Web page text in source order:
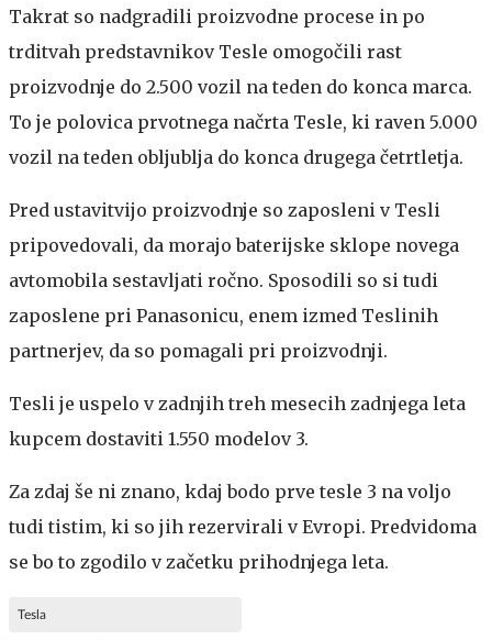
Takrat so nadgradili proizvodne procese in po
trditvah predstavnikov Tesle omogočili rast
proizvodnje do 2.500 vozil na teden do konca marca.
To je polovica prvotnega načrta Tesle, ki raven 5.000
vozil na teden obljublja do konca drugega četrtletja.
Pred ustavitvijo proizvodnje so zaposleni v Tesli
pripovedovali, da morajo baterijske sklope novega
avtomobila sestavljati ročno. Sposodili so si tudi
zaposlene pri Panasonicu, enem izmed Teslinih
partnerjev, da so pomagali pri proizvodnji.
Tesli je uspelo v zadnjih treh mesecih zadnjega leta
kupcem dostaviti 1.550 modelov 3.
Za zdaj še ni znano, kdaj bodo prve tesle 3 na voljo
tudi tistim, ki so jih rezervirali v Evropi. Predvidoma
se bo to zgodilo v začetku prihodnjega leta.
Tesla